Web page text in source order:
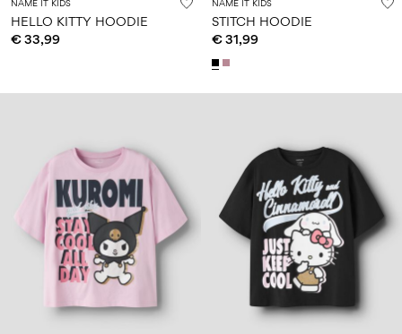
NAME IT KIDS
HELLO KITTY HOODIE
€ 33,99
NAME IT KIDS
STITCH HOODIE
€ 31,99